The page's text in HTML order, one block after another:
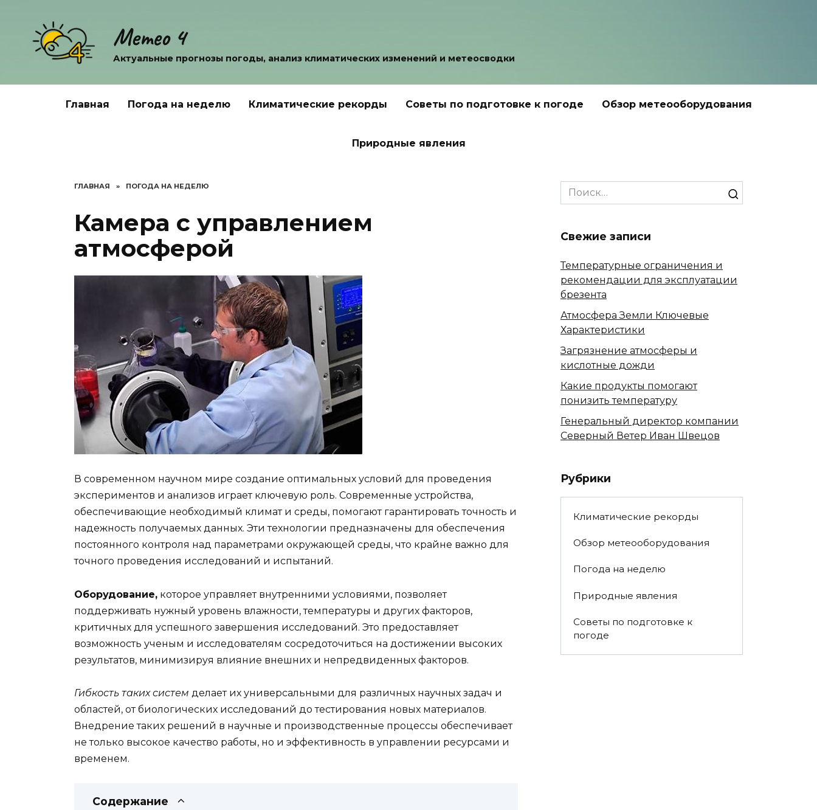
содержанию
Метео 4
Актуальные прогнозы погоды, анализ климатических изменений и метеосводки
Главная Погода на неделю Климатические рекорды Советы по подготовке к погоде Обзор метеооборудования
Природные явления
ГЛАВНАЯ » ПОГОДА НА НЕДЕЛЮ
Камера с управлением
атмосферой
В современном научном мире создание оптимальных условий для проведения
экспериментов и анализов играет ключевую роль. Современные устройства,
обеспечивающие необходимый климат и среды, помогают гарантировать точность и
надежность получаемых данных. Эти технологии предназначены для обеспечения
постоянного контроля над параметрами окружающей среды, что крайне важно для
точного проведения исследований и испытаний.
Оборудование, которое управляет внутренними условиями, позволяет
поддерживать нужный уровень влажности, температуры и других факторов,
критичных для успешного завершения исследований. Это предоставляет
возможность ученым и исследователям сосредоточиться на достижении высоких
результатов, минимизируя влияние внешних и непредвиденных факторов.
Гибкость таких систем делает их универсальными для различных научных задач и
областей, от биологических исследований до тестирования новых материалов.
Внедрение таких решений в научные и производственные процессы обеспечивает
не только высокое качество работы, но и эффективность в управлении ресурсами и
временем.
Содержание
Search
for:
Свежие записи
Температурные ограничения и
рекомендации для эксплуатации
брезента
Атмосфера Земли Ключевые
Характеристики
Загрязнение атмосферы и
кислотные дожди
Какие продукты помогают
понизить температуру
Генеральный директор компании
Северный Ветер Иван Швецов
Рубрики
Климатические рекорды
Обзор метеооборудования
Погода на неделю
Природные явления
Советы по подготовке к
погоде